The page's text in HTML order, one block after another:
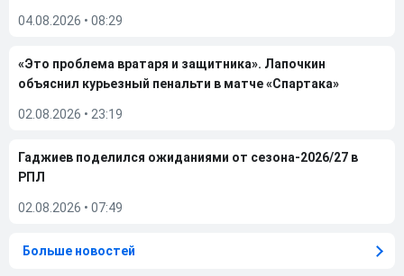
04.08.2026 • 08:29
«Это проблема вратаря и защитника». Лапочкин
объяснил курьезный пенальти в матче «Спартака»
02.08.2026 • 23:19
Гаджиев поделился ожиданиями от сезона-2026/27 в
РПЛ
02.08.2026 • 07:49
Больше новостей